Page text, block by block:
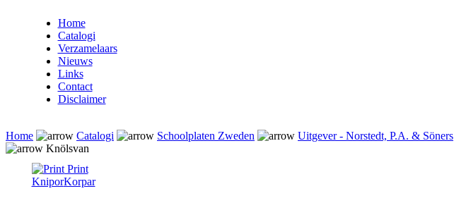
Home
Catalogi
Verzamelaars
Nieuws
Links
Contact
Disclaimer
Home Catalogi Schoolplaten Zweden Uitgever - Norstedt, P.A. & Söners
Knölsvan
Print
KniporKorpar